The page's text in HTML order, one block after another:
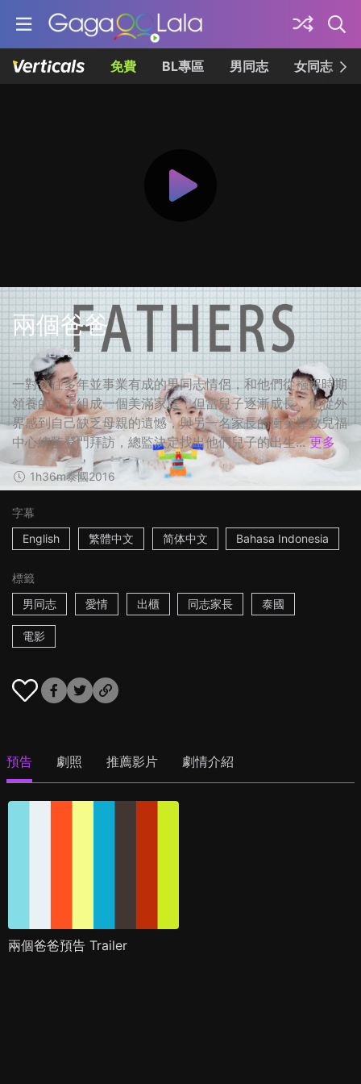
免費 BL專區 男同志 女同志
兩個爸爸
ฟาเธอร์ส
一對交往多年並事業有成的男同志情侶，和他們從襁褓時期
領養的兒子組成一個美滿家庭，但當兒子逐漸成長，他從外
界感到自己缺乏母親的遺憾，與另一名家長的衝突導致兒福
中心總監登門拜訪，總監決定找出他們兒子的出生... 更多
1h36m泰國2016
字幕
English
繁體中文 简体中文 Bahasa Indonesia
標籤
男同志
愛情 出櫃 同志家長 泰國
電影
預告 劇照 推薦影片 劇情介紹
兩個爸爸預告 Trailer